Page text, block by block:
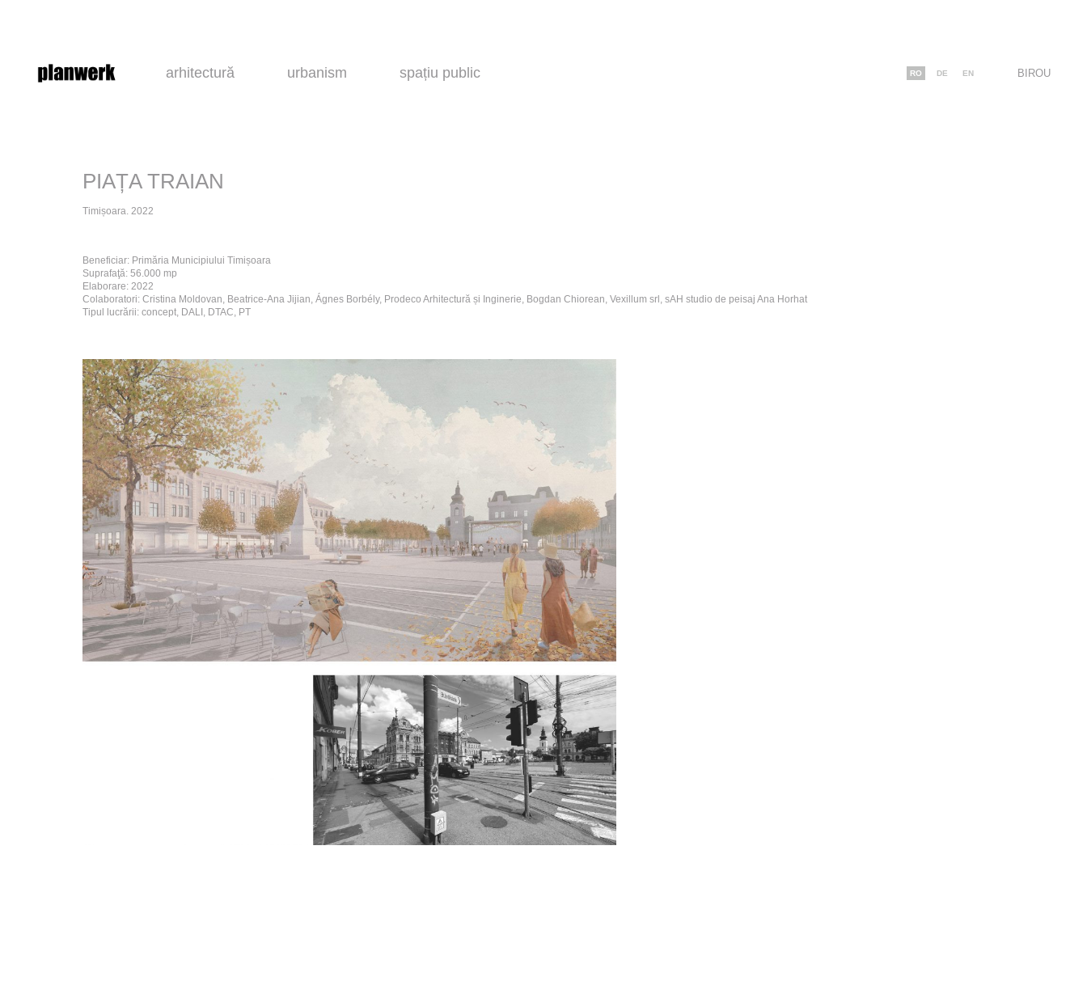
arhitectură urbanism spațiu public RO DE EN BIROU
PIAȚA TRAIAN
Timișoara. 2022
Beneficiar: Primăria Municipiului Timișoara
Suprafaţă: 56.000 mp
Elaborare: 2022
Colaboratori: Cristina Moldovan, Beatrice-Ana Jijian, Ágnes Borbély, Prodeco Arhitectură și Inginerie, Bogdan Chiorean, Vexillum srl, sAH studio de peisaj Ana Horhat
Tipul lucrării: concept, DALI, DTAC, PT